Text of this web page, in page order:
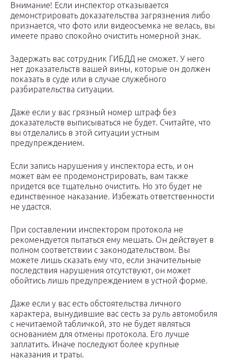
Внимание! Если инспектор отказывается
демонстрировать доказательства загрязнения либо
признается, что фото или видеосъемка не велась, вы
имеете право спокойно очистить номерной знак.
Задержать вас сотрудник ГИБДД не сможет. У него
нет доказательств вашей вины, которые он должен
показать в суде или в случае служебного
разбирательства ситуации.
Даже если у вас грязный номер штраф без
доказательств выписываться не будет. Считайте, что
вы отделались в этой ситуации устным
предупреждением.
Если запись нарушения у инспектора есть, и он
может вам ее продемонстрировать, вам также
придется все тщательно очистить. Но это будет не
единственное наказание. Избежать ответственности
не удастся.
При составлении инспектором протокола не
рекомендуется пытаться ему мешать. Он действует в
полном соответствии с законодательством. Вы
можете лишь сказать ему что, если значительные
последствия нарушения отсутствуют, он может
обойтись лишь предупреждением в устной форме.
Даже если у вас есть обстоятельства личного
характера, вынудившие вас сесть за руль автомобиля
с нечитаемой табличкой, это не будет являться
основанием для отмены протокола. Его лучше
заплатить. Иначе последуют более крупные
наказания и траты.